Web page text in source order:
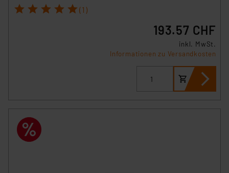
1 2 3 4 5 (1)
193.57 CHF
inkl. MwSt.
Informationen zu Versandkosten